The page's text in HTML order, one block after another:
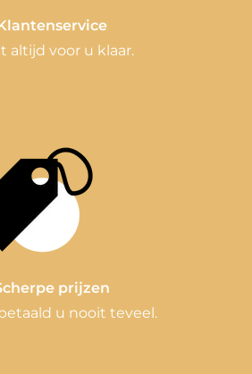
altijd voor u klaar.
prijzen
u nooit teveel.